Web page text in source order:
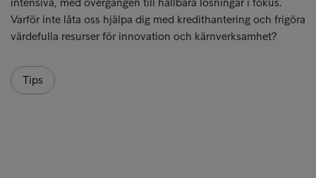
Varför inte låta oss hjälpa dig med kredithantering och frigöra
värdefulla resurser för innovation och kärnverksamhet?
Tips